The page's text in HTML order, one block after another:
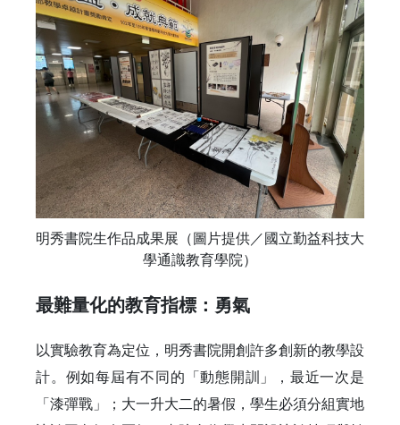
明秀書院生作品成果展（圖片提供／國立勤益科技大
學通識教育學院）
最難量化的教育指標：勇氣
以實驗教育為定位，明秀書院開創許多創新的教學設
計。例如每屆有不同的「動態開訓」，最近一次是
「漆彈戰」；大一升大二的暑假，學生必須分組實地